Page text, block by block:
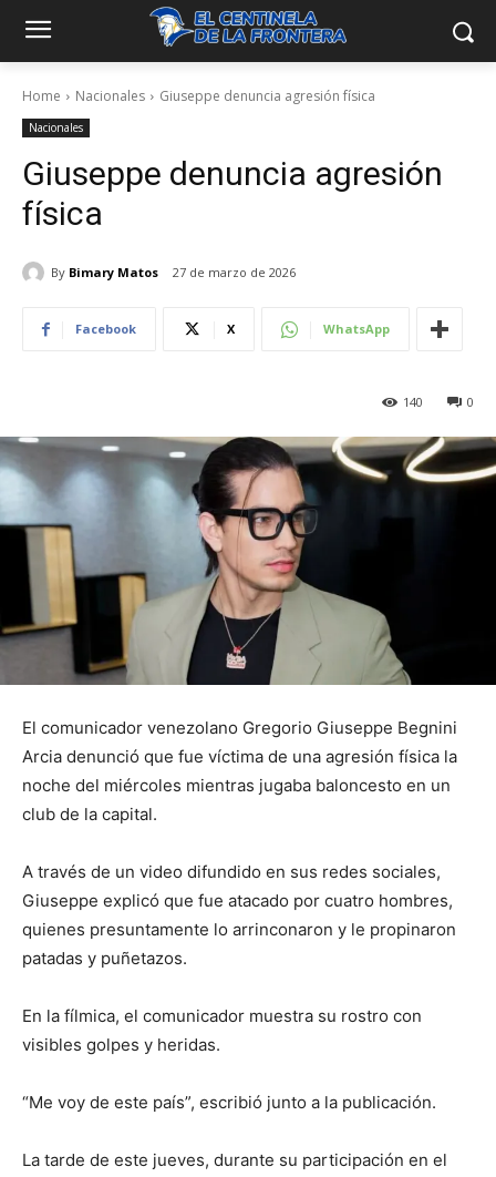
Home Nacionales Giuseppe denuncia agresión física
Nacionales
Giuseppe denuncia agresión
física
By Bimary Matos 27 de marzo de 2026
Facebook X WhatsApp
0
140
El comunicador venezolano Gregorio Giuseppe Begnini
Arcia denunció que fue víctima de una agresión física la
noche del miércoles mientras jugaba baloncesto en un
club de la capital.
A través de un video difundido en sus redes sociales,
Giuseppe explicó que fue atacado por cuatro hombres,
quienes presuntamente lo arrinconaron y le propinaron
patadas y puñetazos.
En la fílmica, el comunicador muestra su rostro con
visibles golpes y heridas.
“Me voy de este país”, escribió junto a la publicación.
La tarde de este jueves, durante su participación en el